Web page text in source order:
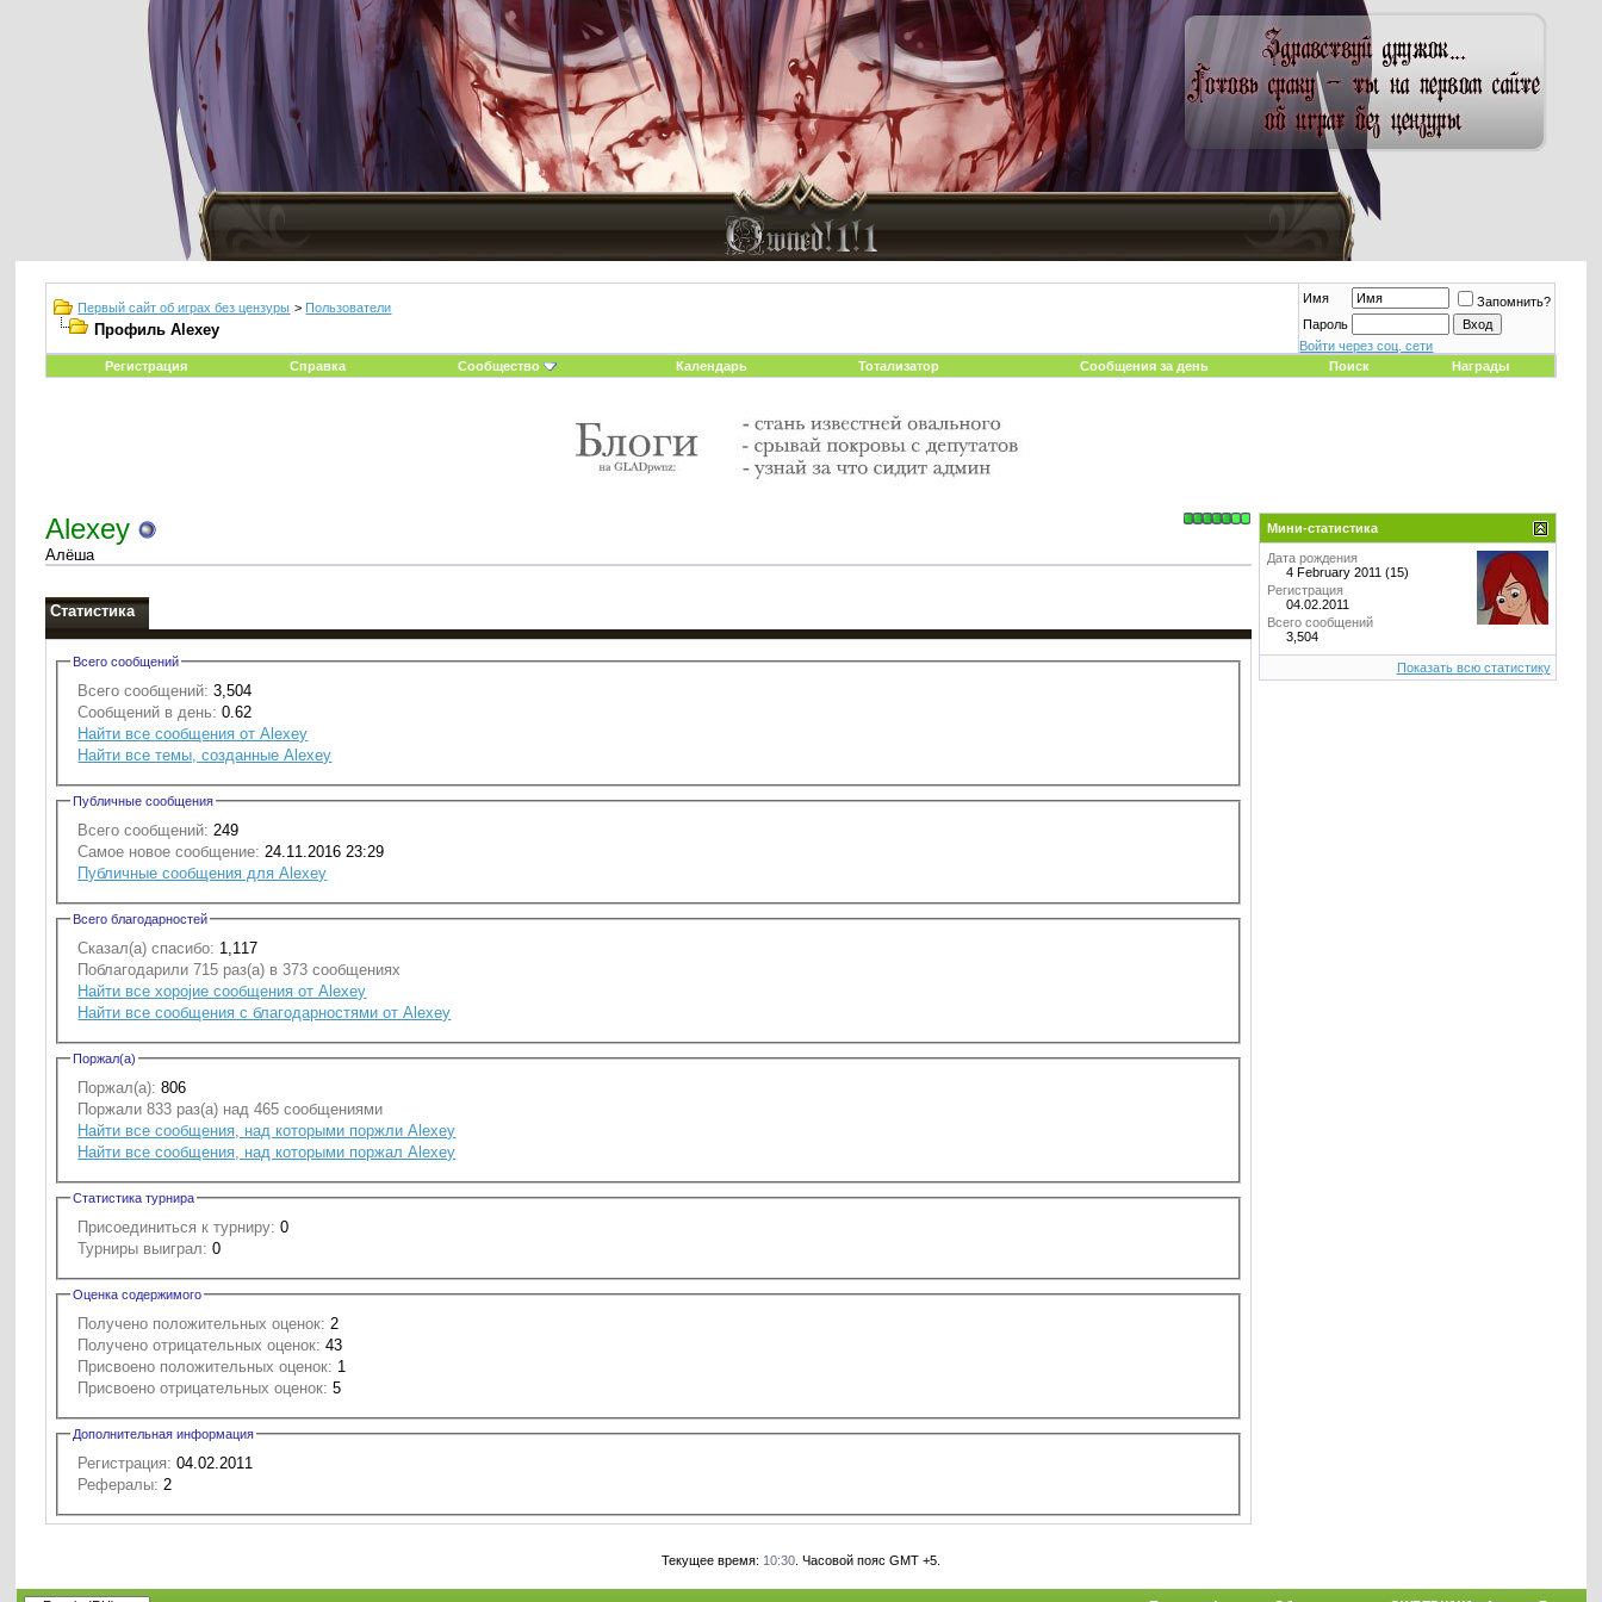
Первый сайт об играх без цензуры > Пользователи
Профиль Alexey
Имя
Запомнить?
Пароль
Войти через соц. сети
Регистрация
Справка Сообщество Календарь Тотализатор Сообщения за день Поиск Награды
Alexey
Алёша
Статистика
Всего сообщений
Всего сообщений: 3,504
Сообщений в день: 0.62
Найти все сообщения от Alexey
Найти все темы, созданные Alexey
Публичные сообщения
Всего сообщений: 249
Самое новое сообщение: 24.11.2016 23:29
Публичные сообщения для Alexey
Всего благодарностей
Сказал(а) спасибо: 1,117
Поблагодарили 715 раз(а) в 373 сообщениях
Найти все хоројие сообщения от Alexey
Найти все сообщения с благодарностями от Alexey
Поржал(а)
Поржал(а): 806
Поржали 833 раз(а) над 465 сообщениями
Найти все сообщения, над которыми поржли Alexey
Найти все сообщения, над которыми поржал Alexey
Статистика турнира
Присоединиться к турниру:0
Турниры выиграл: 0
Оценка содержимого
Получено положительных оценок: 2
Получено отрицательных оценок: 43
Присвоено положительных оценок: 1
Присвоено отрицательных оценок: 5
Дополнительная информация
Регистрация: 04.02.2011
Рефералы: 2
Мини-статистика
Дата рождения
4 February 2011 (15)
Регистрация
04.02.2011
Всего сообщений
3,504
Показать всю статистику
Текущее время: 10:30. Часовой пояс GMT +5.